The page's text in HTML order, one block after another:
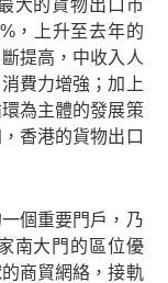
大的貨物出口市
，上升至去年的
提高，中收入人
費力增強；加上
為主體的發展策
香港的貨物出口
個重要門戶，乃
南大門的區位優
商貿網絡，接軌